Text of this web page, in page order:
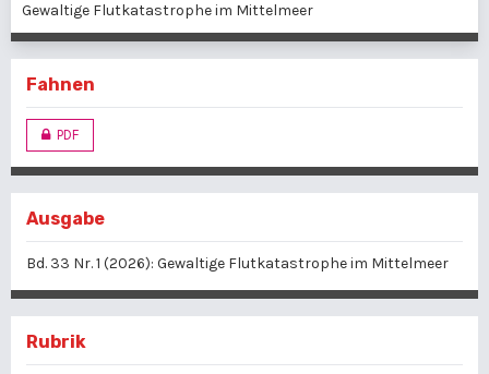
Gewaltige Flutkatastrophe im Mittelmeer
Fahnen
PDF
Ausgabe
Bd. 33 Nr. 1 (2026): Gewaltige Flutkatastrophe im Mittelmeer
Rubrik